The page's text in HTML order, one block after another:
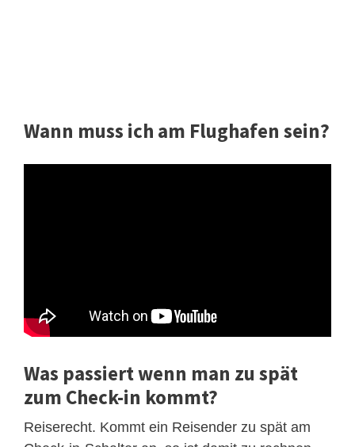
Wann muss ich am Flughafen sein?
Was passiert wenn man zu spät
zum Check-in kommt?
Reiserecht. Kommt ein Reisender zu spät am